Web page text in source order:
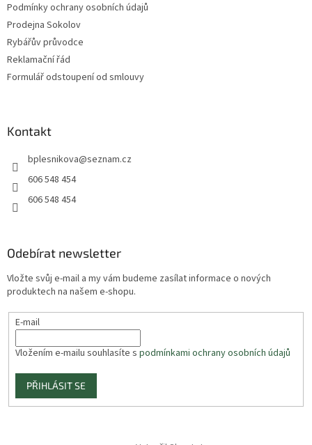
Podmínky ochrany osobních údajů
Prodejna Sokolov
Rybářův průvodce
Reklamační řád
Formulář odstoupení od smlouvy
Kontakt
bplesnikova@seznam.cz
606 548 454
606 548 454
Odebírat newsletter
Vložte svůj e-mail a my vám budeme zasílat informace o nových
produktech na našem e-shopu.
E-mail
Vložením e-mailu souhlasíte s podmínkami ochrany osobních údajů
PŘIHLÁSIT SE